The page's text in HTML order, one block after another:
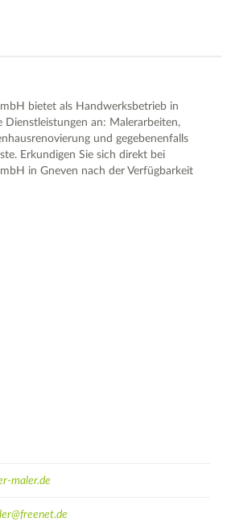
bietet als Handwerksbetrieb in
Dienstleistungen an: Malerarbeiten,
und gegebenenfalls
Erkundigen Sie sich direkt bei
in Gneven nach der Verfügbarkeit
maler.de